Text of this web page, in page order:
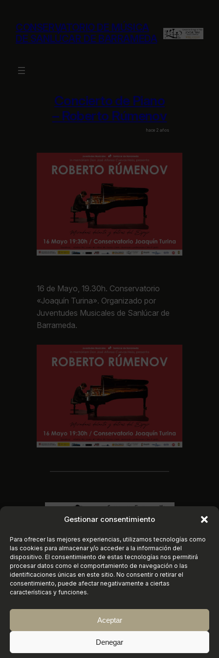
Gestionar consentimiento
Para ofrecer las mejores experiencias, utilizamos tecnologías como
las cookies para almacenar y/o acceder a la información del
dispositivo. El consentimiento de estas tecnologías nos permitirá
procesar datos como el comportamiento de navegación o las
identificaciones únicas en este sitio. No consentir o retirar el
consentimiento, puede afectar negativamente a ciertas
características y funciones.
Aceptar
Denegar
contenido
CONSERVATORIO DE MÚSICA
DE SANLÚCAR DE BARRAMEDA
Concierto de Piano
– Roberto Rúmenov
hace 2 años
16 de Mayo, 19.30h. Conservatorio
«Joaquín Turina». Organizado por
Juventudes Musicales de Sanlúcar de
Barrameda.
Instagram
https://
X
Conservatorio Elemental de Música
«Joaquín Turina» | Sanlúcar de Barrameda (Cádiz)